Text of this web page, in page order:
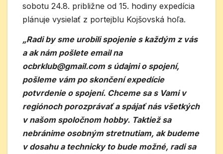
sobotu 24.8. približne od 15. hodiny expedícia
plánuje vysielať z portejblu Kojšovská hoľa.
„Radi by sme urobili spojenie s každým z vás
a ak nám pošlete email na
ocbrklub@gmail.com s údajmi o spojení,
pošleme vám po skončení expedície
potvrdenie o spojení. Chceme sa s Vami v
regiónoch porozprávať a spájať nás všetkých
v našom spoločnom hobby. Taktiež sa
nebránime osobným stretnutiam, ak budeme
v dosahu a technicky to bude možné, radi sa